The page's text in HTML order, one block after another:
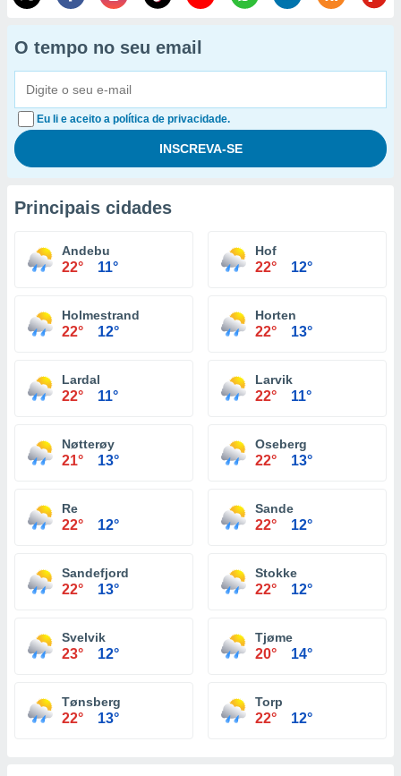
O tempo no seu email
Eu li e aceito a política de privacidade.
Principais cidades
Andebu
22° 11°
Hof
22° 12°
Holmestrand
22° 12°
Horten
22° 13°
Lardal
22° 11°
Larvik
22° 11°
Nøtterøy
21° 13°
Oseberg
22° 13°
Re
22° 12°
Sande
22° 12°
Sandefjord
22° 13°
Stokke
22° 12°
Svelvik
23° 12°
Tjøme
20° 14°
Tønsberg
22° 13°
Torp
22° 12°